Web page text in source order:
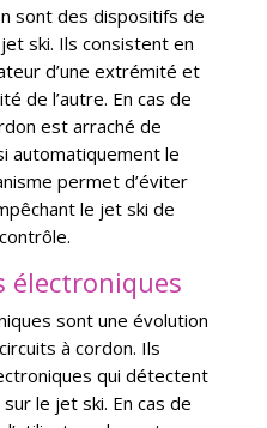
sont des dispositifs de
ski. Ils consistent en
d’une extrémité et
de l’autre. En cas de
est arraché de
automatiquement le
permet d’éviter
le jet ski de
électroniques
sont une évolution
à cordon. Ils
qui détectent
le jet ski. En cas de